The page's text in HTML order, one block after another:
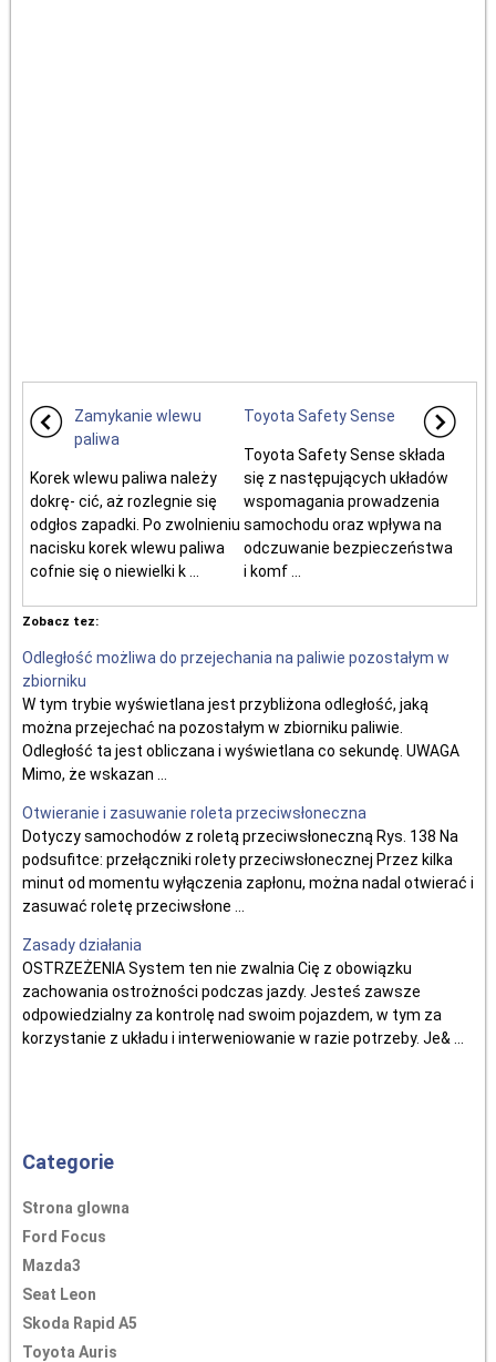
Zamykanie wlewu
paliwa
Korek wlewu paliwa należy
dokrę- cić, aż rozlegnie się
odgłos zapadki. Po zwolnieniu
nacisku korek wlewu paliwa
cofnie się o niewielki k ...
Toyota Safety Sense
Toyota Safety Sense składa
się z następujących układów
wspomagania prowadzenia
samochodu oraz wpływa na
odczuwanie bezpieczeństwa
i komf ...
Zobacz tez:
Odległość możliwa do przejechania na paliwie pozostałym w
zbiorniku
W tym trybie wyświetlana jest przybliżona odległość, jaką
można przejechać na pozostałym w zbiorniku paliwie.
Odległość ta jest obliczana i wyświetlana co sekundę. UWAGA
Mimo, że wskazan ...
Otwieranie i zasuwanie roleta przeciwsłoneczna
Dotyczy samochodów z roletą przeciwsłoneczną Rys. 138 Na
podsufitce: przełączniki rolety przeciwsłonecznej Przez kilka
minut od momentu wyłączenia zapłonu, można nadal otwierać i
zasuwać roletę przeciwsłone ...
Zasady działania
OSTRZEŻENIA System ten nie zwalnia Cię z obowiązku
zachowania ostrożności podczas jazdy. Jesteś zawsze
odpowiedzialny za kontrolę nad swoim pojazdem, w tym za
korzystanie z układu i interweniowanie w razie potrzeby. Je& ...
Categorie
Strona glowna
Ford Focus
Mazda3
Seat Leon
Skoda Rapid A5
Toyota Auris